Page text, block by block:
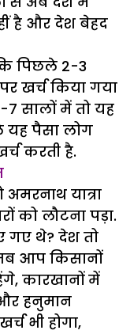
है और देश बेहद
पिछले 2-3
खर्च किया गया
7 सालों में तो यह
यह पैसा लोग
करती है.
यात्रा
को लौटना पड़ा.
गए थे? देश तो
आप किसानों
कारखानों में
हनुमान
भी होगा,